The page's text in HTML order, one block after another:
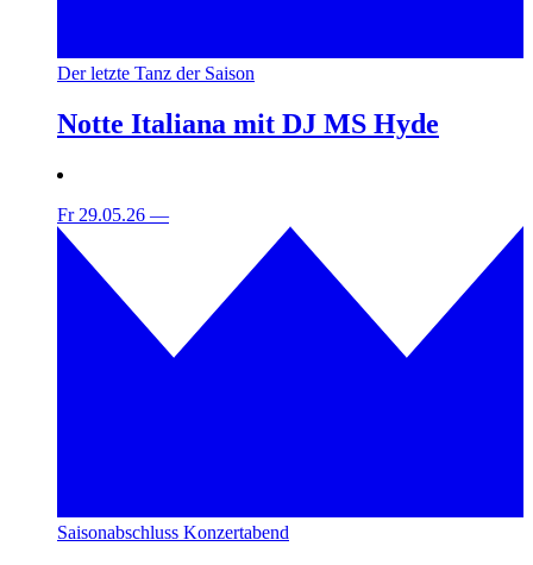
Der letzte Tanz der Saison
Notte Italiana mit DJ MS Hyde
Fr 29.05.26 —
Saisonabschluss Konzertabend